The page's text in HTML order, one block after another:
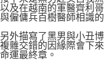
以及在越南的軍醫齊利哥
與僱傭兵百樹醫師相識的
另外描寫了黑男與小丑
複雜交錯的因緣際會下
命運最終章。